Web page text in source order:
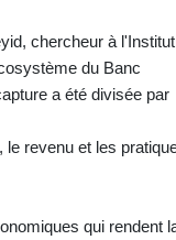
chercheur à l'Institut
du Banc
a été divisée par
revenu et les
qui rendent